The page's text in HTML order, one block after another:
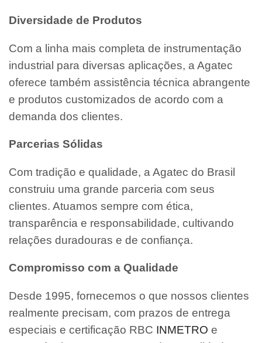
Diversidade de Produtos
Com a linha mais completa de instrumentação
industrial para diversas aplicações, a Agatec
oferece também assistência técnica abrangente
e produtos customizados de acordo com a
demanda dos clientes.
Parcerias Sólidas
Com tradição e qualidade, a Agatec do Brasil
construiu uma grande parceria com seus
clientes. Atuamos sempre com ética,
transparência e responsabilidade, cultivando
relações duradouras e de confiança.
Compromisso com a Qualidade
Desde 1995, fornecemos o que nossos clientes
realmente precisam, com prazos de entrega
especiais e certificação RBC INMETRO e